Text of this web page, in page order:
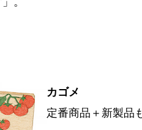
カゴメ
定番商品＋新製品